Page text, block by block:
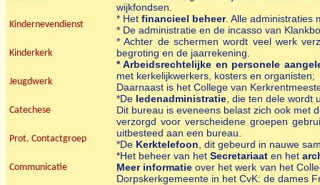
Kindernevendienst
Kinderkerk
Jeugdwerk
Catechese
Prot. Contactgroep
Communicatie
wijkfondsen.
* Het financieel beheer. Alle administraties
* De administratie en de incasso van
* Achter de schermen wordt veel werk
begroting en de jaarrekening.
* Arbeidsrechtelijke en personele
met kerkelijkwerkers, kosters en organisten;
Daarnaast is het College van
*De ledenadministratie , die ten dele
Dit bureau is eveneens belast zich ook met
verzorgd voor verscheidene groepen
uitbesteed aan een bureau.
*De Kerktelefoon , dit gebeurd in nauwe
*Het beheer van het Secretariaat en het
Meer informatie over het werk van het
Dorpskerkgemeente in het CvK: de dames